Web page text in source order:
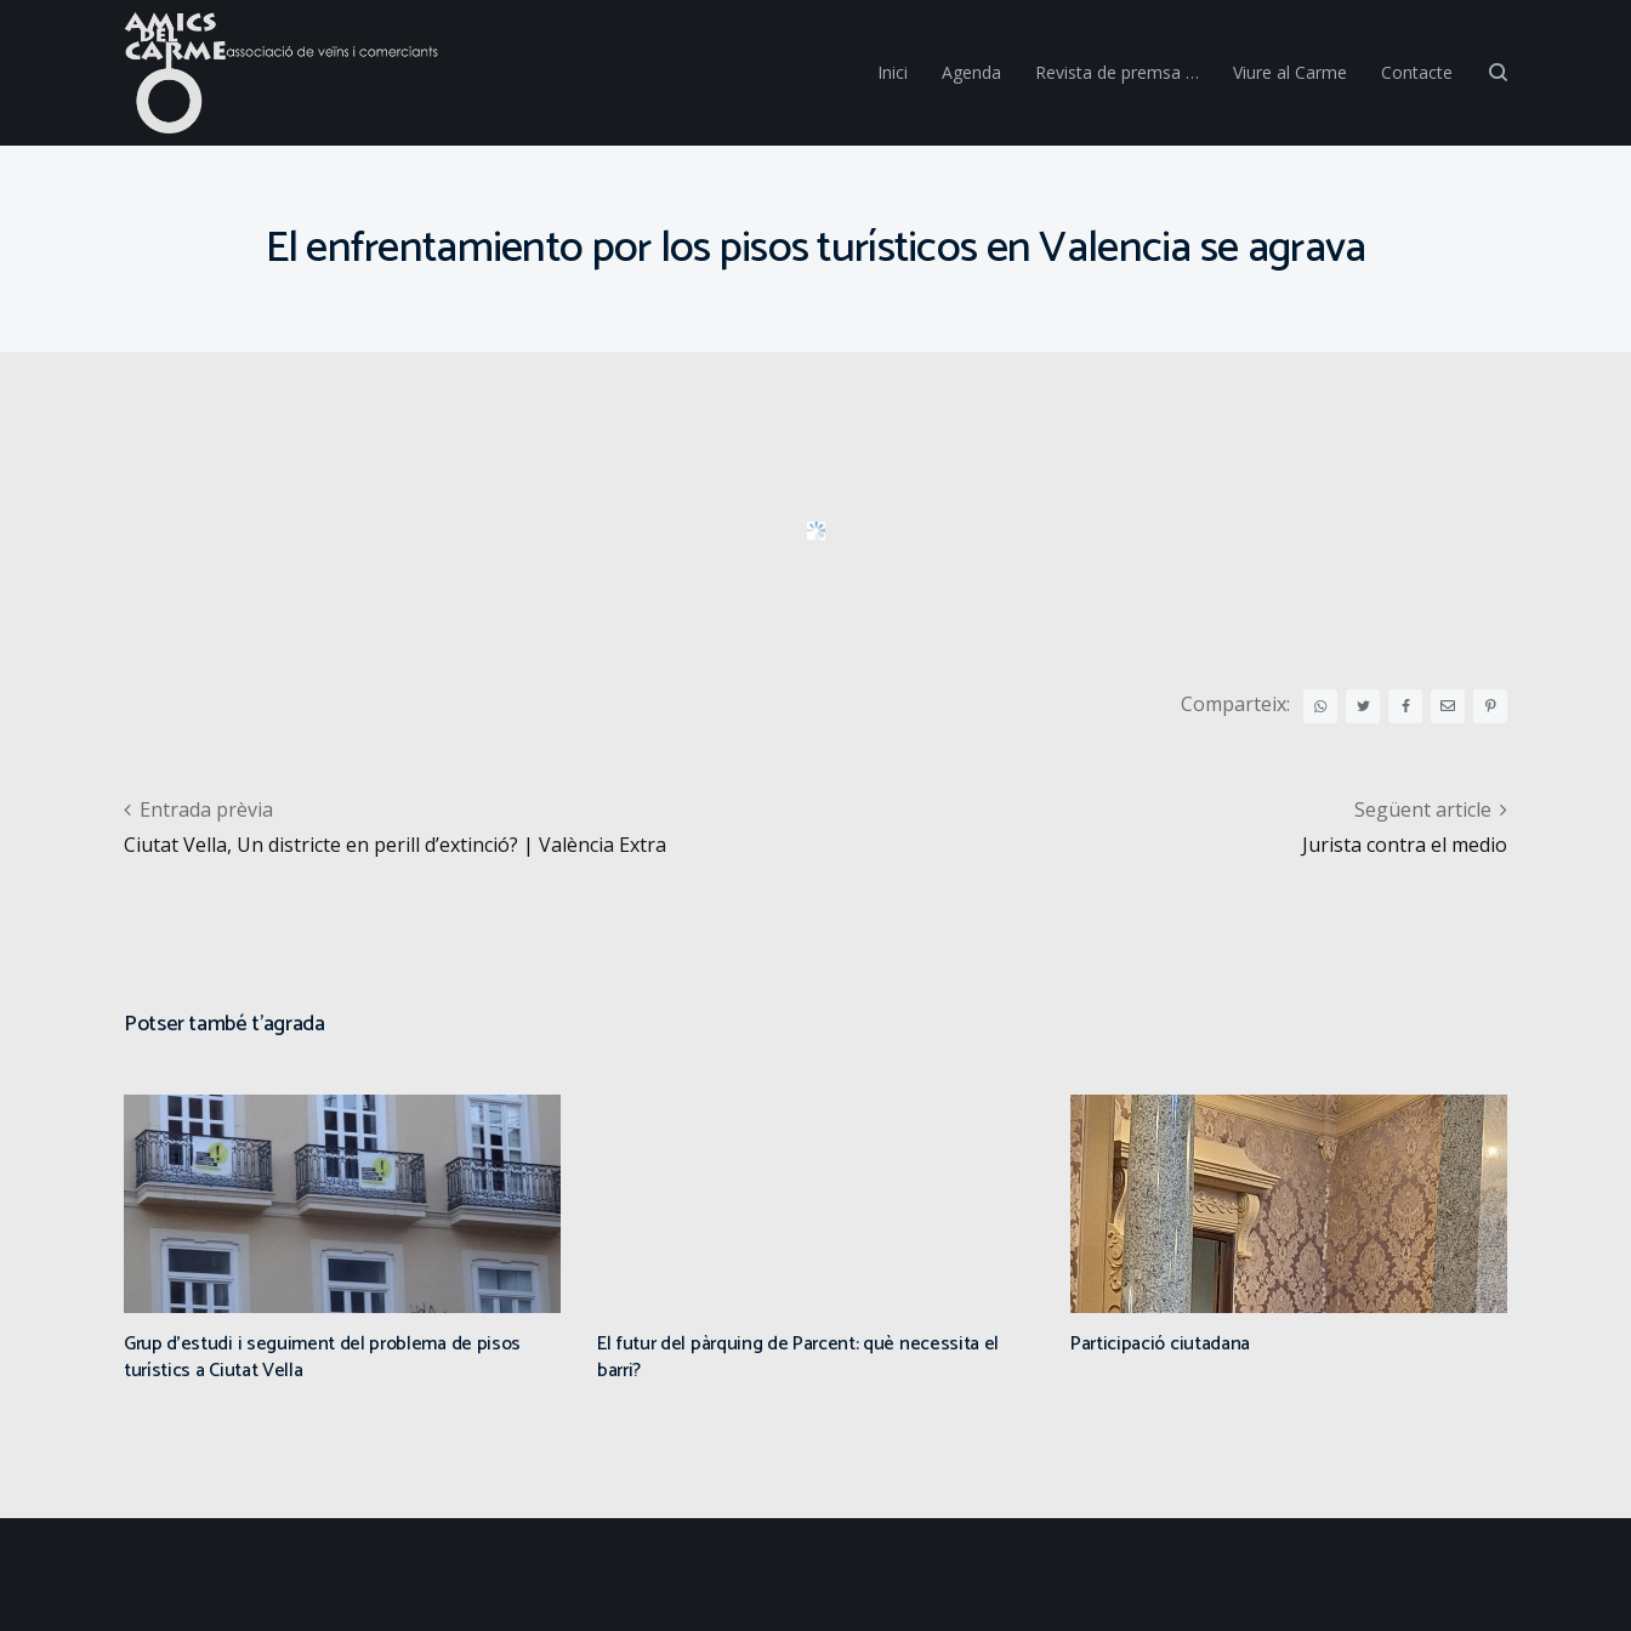
Inici Agenda Revista de premsa … Viure al Carme Contacte
El enfrentamiento por los pisos turísticos en Valencia se agrava
Comparteix:
Post navigation
Entrada prèvia
Ciutat Vella, Un districte en perill d’extinció? | València Extra
Següent article
Jurista contra el medio
Potser també t'agrada
Grup d’estudi i seguiment del problema de pisos
turístics a Ciutat Vella
El futur del pàrquing de Parcent: què necessita el
barri?
Participació ciutadana